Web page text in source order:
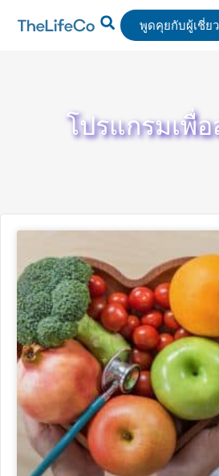
พูดคุยกับผู้เชี่ย
โปรแกรมเพื่